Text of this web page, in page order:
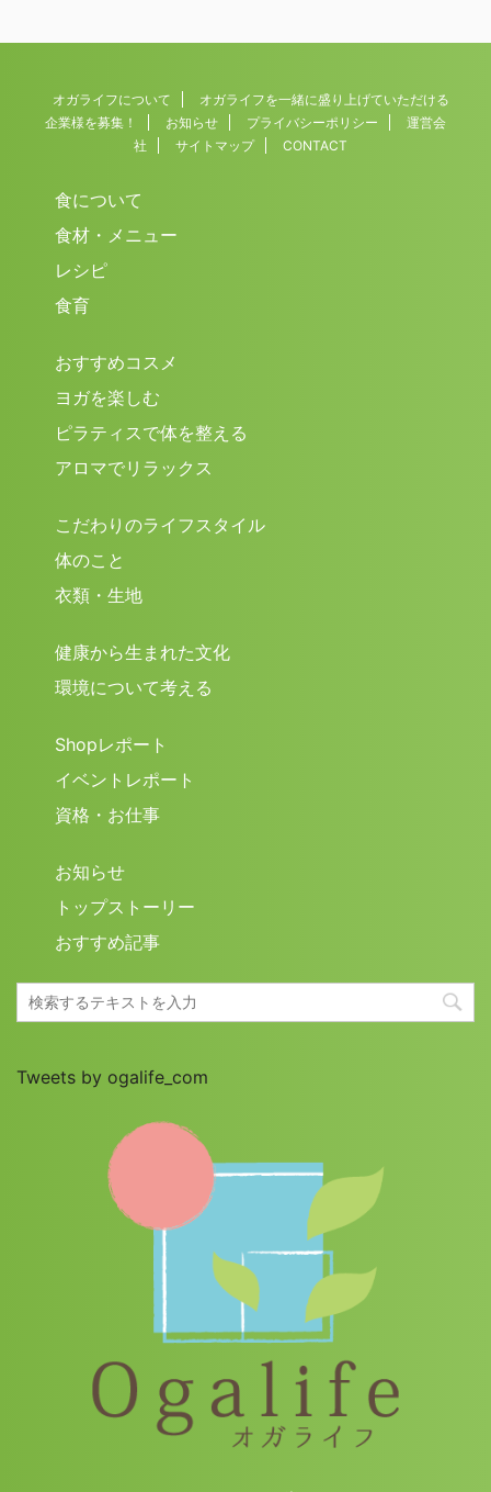
オガライフについて
オガライフを一緒に盛り上げていただける
企業様を募集！
お知らせ プライバシーポリシー
運営会
社
サイトマップ CONTACT
食について
食材・メニュー
レシピ
食育
おすすめコスメ
ヨガを楽しむ
ピラティスで体を整える
アロマでリラックス
こだわりのライフスタイル
体のこと
衣類・生地
健康から生まれた文化
環境について考える
Shopレポート
イベントレポート
資格・お仕事
お知らせ
トップストーリー
おすすめ記事
Tweets by ogalife_com